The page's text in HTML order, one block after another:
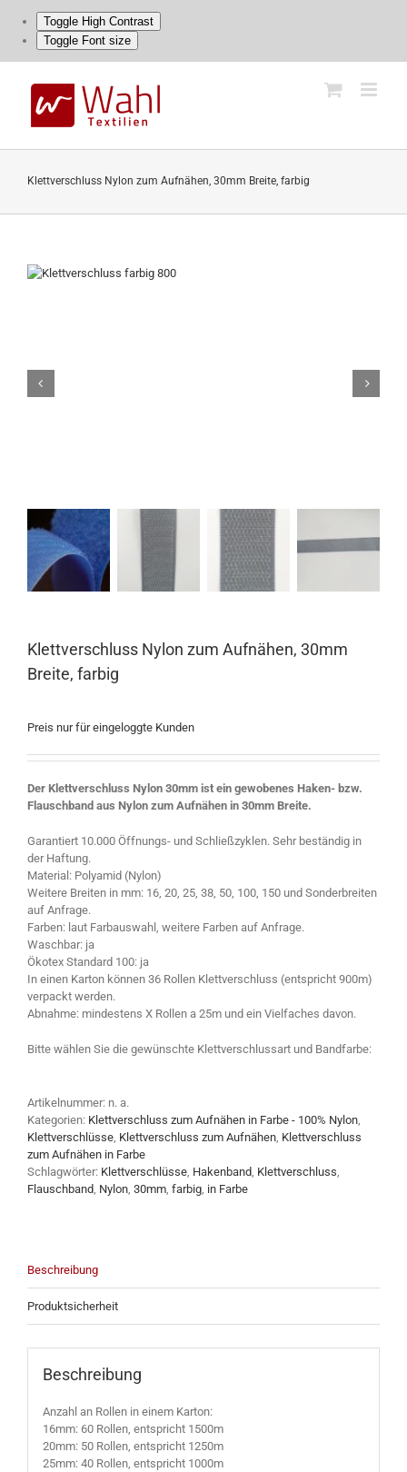
Toggle High Contrast
Toggle Font size
content
Klettverschluss Nylon zum Aufnähen, 30mm Breite, farbig
Klettverschluss Nylon zum Aufnähen, 30mm
Breite, farbig
Preis nur für eingeloggte Kunden
Der Klettverschluss Nylon 30mm ist ein gewobenes Haken- bzw.
Flauschband aus Nylon zum Aufnähen in 30mm Breite.
Garantiert 10.000 Öffnungs- und Schließzyklen. Sehr beständig in
der Haftung.
Material: Polyamid (Nylon)
Weitere Breiten in mm: 16, 20, 25, 38, 50, 100, 150 und Sonderbreiten
auf Anfrage.
Farben: laut Farbauswahl, weitere Farben auf Anfrage.
Waschbar: ja
Ökotex Standard 100: ja
In einen Karton können 36 Rollen Klettverschluss (entspricht 900m)
verpackt werden.
Abnahme: mindestens X Rollen a 25m und ein Vielfaches davon.
Bitte wählen Sie die gewünschte Klettverschlussart und Bandfarbe:
Artikelnummer: n. a.
Kategorien: Klettverschluss zum Aufnähen in Farbe - 100% Nylon
Klettverschlüsse Klettverschluss zum Aufnähen Klettverschluss
zum Aufnähen in Farbe
Schlagwörter: Klettverschlüsse Hakenband Klettverschluss
Flauschband Nylon 30mm farbig in Farbe
Beschreibung
Produktsicherheit
Beschreibung
Anzahl an Rollen in einem Karton:
16mm: 60 Rollen, entspricht 1500m
20mm: 50 Rollen, entspricht 1250m
25mm: 40 Rollen, entspricht 1000m